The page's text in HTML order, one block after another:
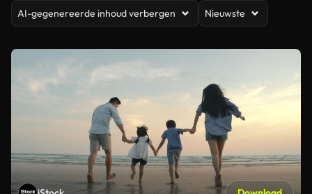
AI-gegenereerde inhoud verbergen Nieuwste